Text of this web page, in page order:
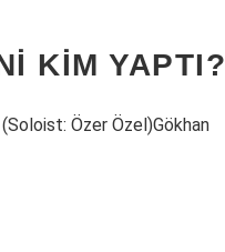
KIM YAPTI?
(Soloist: Özer Özel)Gökhan